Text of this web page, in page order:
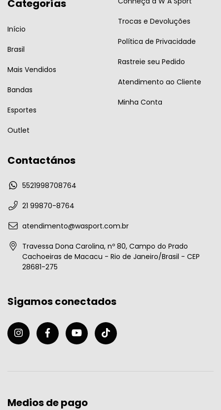
Categorías
Início
Brasil
Mais Vendidos
Bandas
Esportes
Outlet
Trocas e Devoluções
Política de Privacidade
Rastreie seu Pedido
Atendimento ao Cliente
Minha Conta
Contactános
5521998708764
21 99870-8764
atendimento@wasport.com.br
Travessa Dona Carolina, nº 80, Campo do Prado
Cachoeiras de Macacu - Rio de Janeiro/Brasil - CEP
28681-275
Sigamos conectados
Medios de pago